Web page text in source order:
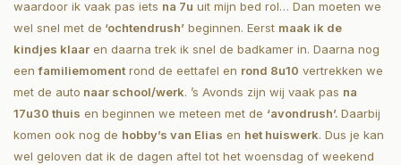
waardoor ik vaak pas iets na 7u uit mijn bed rol… Dan moeten we
wel snel met de ‘ochtendrush’ beginnen. Eerst maak ik de
kindjes klaar en daarna trek ik snel de badkamer in. Daarna nog
eenfamiliemoment rond de eettafel en rond 8u10 vertrekken we
met de auto naar school/werk. ’s Avonds zijn wij vaak pas na
17u30 thuis en beginnen we meteen met de ‘avondrush’. Daarbij
komen ook nog de hobby’s van Elias en het huiswerk. Dus je kan
wel geloven dat ik de dagen aftel tot het woensdag of weekend